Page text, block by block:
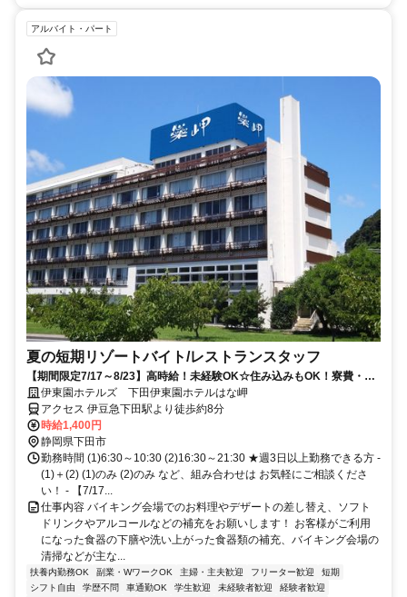
アルバイト・パート
夏の短期リゾートバイト/レストランスタッフ
【期間限定7/17～8/23】高時給！未経験OK☆住み込みもOK！寮費・光
熱費は無料♪
伊東園ホテルズ 下田伊東園ホテルはな岬
アクセス 伊豆急下田駅より徒歩約8分
時給1,400円
静岡県下田市
勤務時間 (1)6:30～10:30 (2)16:30～21:30 ★週3日以上勤務できる方 -
(1)＋(2) (1)のみ (2)のみ など、組み合わせは お気軽にご相談くださ
い！ - 【7/17...
仕事内容 バイキング会場でのお料理やデザートの差し替え、ソフト
ドリンクやアルコールなどの補充をお願いします！ お客様がご利用
になった食器の下膳や洗い上がった食器類の補充、バイキング会場の
清掃などが主な...
扶養内勤務OK 副業・WワークOK 主婦・主夫歓迎 フリーター歓迎
短期
シフト自由
学歴不問 車通勤OK 学生歓迎 未経験者歓迎
経験者歓迎